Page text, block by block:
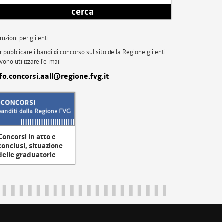
cerca
per gli enti
pubblicare i bandi di concorso sul sito della Regione gli enti
utilizzare l'e-mail
in atto e
situazione
graduatorie